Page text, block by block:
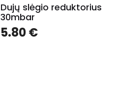
Dujų slėgio reduktorius
30mbar
5.80€